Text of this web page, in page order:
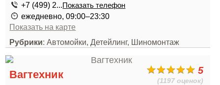
+7 (499) 2...Показать телефон
ежедневно, 09:00–23:30
Показать на карте
Рубрики: Автомойки, Детейлинг, Шиномонтаж
5
(1197 оценок)
Вагтехник